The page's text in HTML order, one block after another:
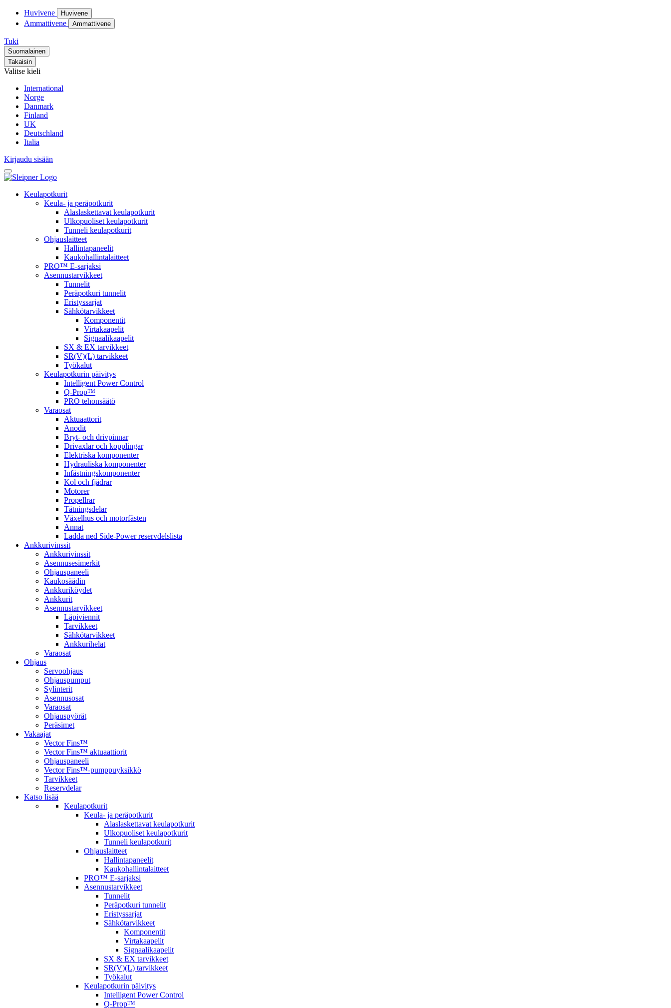
Huvivene Huvivene
Ammattivene Ammattivene
Tuki
Suomalainen
Takaisin
Valitse kieli
International
Norge
Danmark
Finland
UK
Deutschland
Italia
Kirjaudu sisään
Keulapotkurit
Keula- ja peräpotkurit
Alaslaskettavat keulapotkurit
Ulkopuoliset keulapotkurit
Tunneli keulapotkurit
Ohjauslaitteet
Hallintapaneelit
Kaukohallintalaitteet
PRO™ E-sarjaksi
Asennustarvikkeet
Tunnelit
Peräpotkuri tunnelit
Eristyssarjat
Sähkötarvikkeet
Komponentit
Virtakaapelit
Signaalikaapelit
SX & EX tarvikkeet
SR(V)(L) tarvikkeet
Työkalut
Keulapotkurin päivitys
Intelligent Power Control
Q-Prop™
PRO tehonsäätö
Varaosat
Aktuaattorit
Anodit
Bryt- och drivpinnar
Drivaxlar och kopplingar
Elektriska komponenter
Hydrauliska komponenter
Infästningskomponenter
Kol och fjädrar
Motorer
Propellrar
Tätningsdelar
Växelhus och motorfästen
Annat
Ladda ned Side-Power reservdelslista
Ankkurivinssit
Ankkurivinssit
Asennusesimerkit
Ohjauspaneeli
Kaukosäädin
Ankkuriköydet
Ankkurit
Asennustarvikkeet
Läpiviennit
Tarvikkeet
Sähkötarvikkeet
Ankkurihelat
Varaosat
Ohjaus
Servoohjaus
Ohjauspumput
Sylinterit
Asennusosat
Varaosat
Ohjauspyörät
Peräsimet
Vakaajat
Vector Fins™
Vector Fins™ aktuaattiorit
Ohjauspaneeli
Vector Fins™-pumppuyksikkö
Tarvikkeet
Reservdelar
Katso lisää
Keulapotkurit
Keula- ja peräpotkurit
Alaslaskettavat keulapotkurit
Ulkopuoliset keulapotkurit
Tunneli keulapotkurit
Ohjauslaitteet
Hallintapaneelit
Kaukohallintalaitteet
PRO™ E-sarjaksi
Asennustarvikkeet
Tunnelit
Peräpotkuri tunnelit
Eristyssarjat
Sähkötarvikkeet
Komponentit
Virtakaapelit
Signaalikaapelit
SX & EX tarvikkeet
SR(V)(L) tarvikkeet
Työkalut
Keulapotkurin päivitys
Intelligent Power Control
Q-Prop™